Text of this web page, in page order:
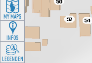
MY MAPS
INFOS
LEGENDEN